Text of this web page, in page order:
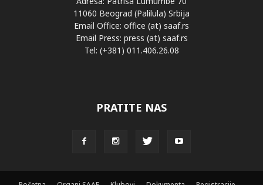
11060 Beograd (Palilula) Srbija
Email Office: office (at) saaf.rs
Email Press: press (at) saaf.rs
Tel: (+381) 011.406.26.08
PRATITE NAS